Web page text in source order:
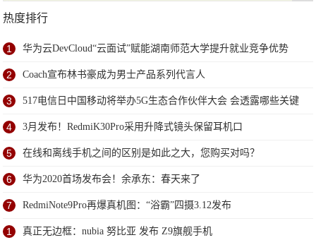
热度排行
1 华为云DevCloud“云面试”赋能湖南师范大学提升就业竞争优势
2 Coach宣布林书豪成为男士产品系列代言人
3 517电信日中国移动将举办5G生态合作伙伴大会 会透露哪些关键
信息？
4 3月发布！RedmiK30Pro采用升降式镜头保留耳机口
5 在线和离线手机之间的区别是如此之大，您购买对吗？
6 华为2020首场发布会！余承东：春天来了
7 RedmiNote9Pro再爆真机图：“浴霸”四摄3.12发布
1 真正无边框：nubia 努比亚 发布 Z9旗舰手机